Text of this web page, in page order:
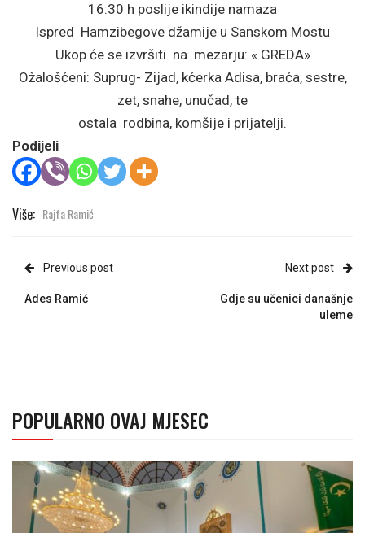
16:30 h poslije ikindije namaza
Ispred Hamzibegove džamije u Sanskom Mostu
Ukop će se izvršiti na mezarju: « GREDA»
Ožalošćeni: Suprug- Zijad, kćerka Adisa, braća, sestre,
zet, snahe, unučad, te
ostala rodbina, komšije i prijatelji.
Podijeli
Više: Rajfa Ramić
Previous post
Ades Ramić
Next post
Gdje su učenici današnje
uleme
POPULARNO OVAJ MJESEC